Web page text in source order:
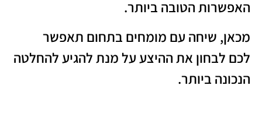
האפשרות הטובה ביותר.
מכאן, שיחה עם מומחים בתחום תאפשר
לכם לבחון את ההיצע על מנת להגיע להחלטה
הנכונה ביותר.